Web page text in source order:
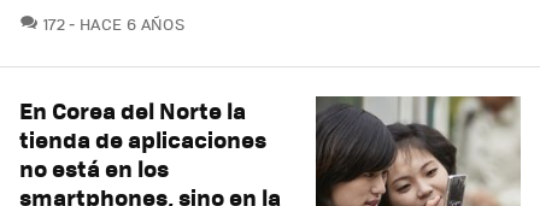
172COMENTARIOS
HACE 6 AÑOS
En Corea del Norte la
tienda de aplicaciones
no está en los
smartphones, sino en la